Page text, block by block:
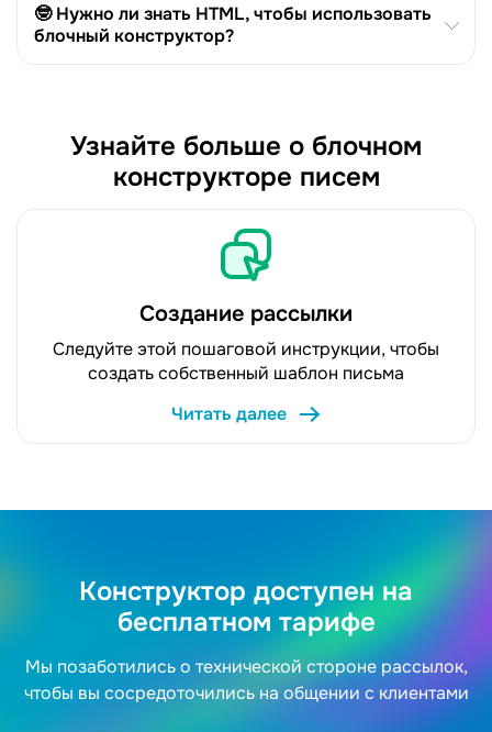
🤓 Нужно ли знать HTML, чтобы использовать
блочный конструктор?
Узнайте больше о блочном
конструкторе писем
Создание рассылки
Следуйте этой пошаговой инструкции, чтобы
создать собственный шаблон письма
Читать далее
Конструктор доступен на
бесплатном тарифе
Мы позаботились о технической стороне рассылок,
чтобы вы сосредоточились на общении с клиентами